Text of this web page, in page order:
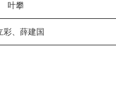
叶攀
彩、薛建国